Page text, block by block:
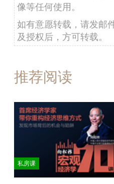
像等任何使用。
如有意愿转载，请发邮
及授权后，方可转载。
推荐阅读
私房课